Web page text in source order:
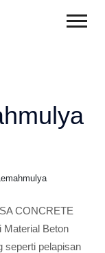
CONCRETE
Material Beton
seperti pelapisan